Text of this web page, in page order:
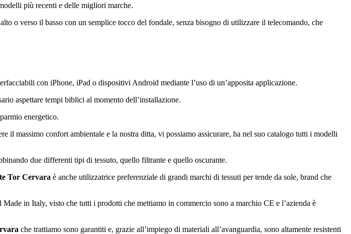
più recenti e delle migliori marche.
o verso il basso con un semplice tocco del fondale, senza bisogno di utilizzare il telecomando, che
con iPhone, iPad o dispositivi Android mediante l’uso di un’apposita applicazione.
aspettare tempi biblici al momento dell’installazione.
energetico.
il massimo confort ambientale e la nostra ditta, vi possiamo assicurare, ha nel suo catalogo tutti i modelli
due differenti tipi di tessuto, quello filtrante e quello oscurante.
Tor Cervara è anche utilizzatrice preferenziale di grandi marchi di tessuti per tende da sole, brand che
in Italy, visto che tutti i prodotti che mettiamo in commercio sono a marchio CE e l’azienda è
che trattiamo sono garantiti e, grazie all’impiego di materiali all’avanguardia, sono altamente resistenti